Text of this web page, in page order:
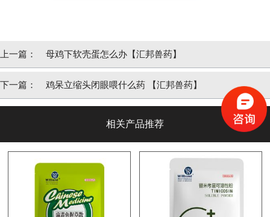
上一篇： 母鸡下软壳蛋怎么办【汇邦兽药】
下一篇： 鸡呆立缩头闭眼喂什么药 【汇邦兽药】
相关产品推荐